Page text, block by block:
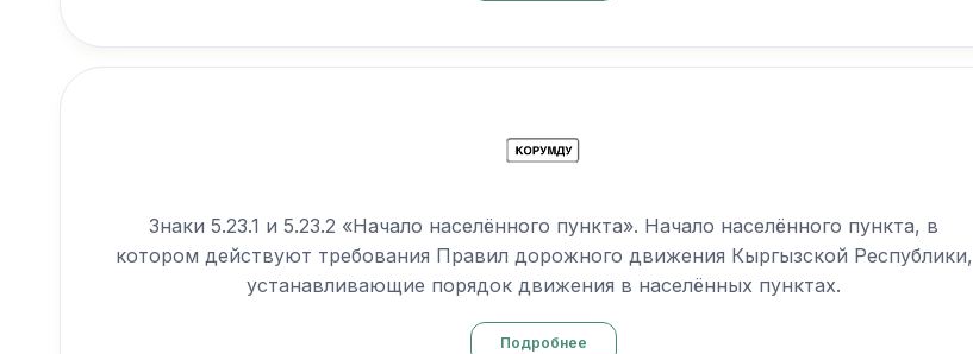
Знаки 5.23.1 и 5.23.2 «Начало населённого пункта». Начало населённого пункта, в
котором действуют требования Правил дорожного движения Кыргызской Республики,
устанавливающие порядок движения в населённых пунктах.
Подробнее